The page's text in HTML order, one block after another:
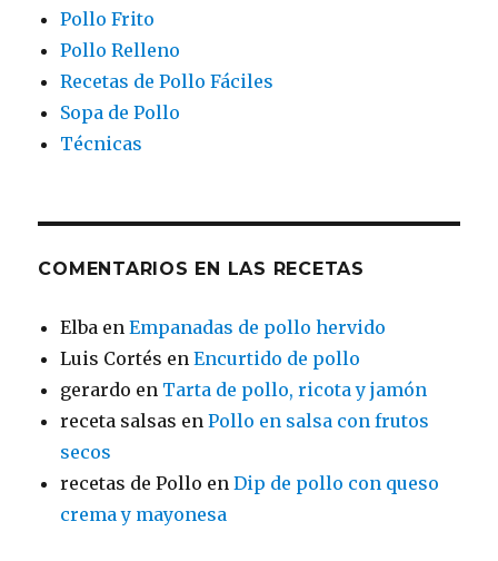
Pollo Frito
Pollo Relleno
Recetas de Pollo Fáciles
Sopa de Pollo
Técnicas
COMENTARIOS EN LAS RECETAS
Elba enEmpanadas de pollo hervido
Luis Cortés enEncurtido de pollo
gerardo en Tarta de pollo, ricota y jamón
receta salsas enPollo en salsa con frutos
secos
recetas de Pollo enDip de pollo con queso
crema y mayonesa